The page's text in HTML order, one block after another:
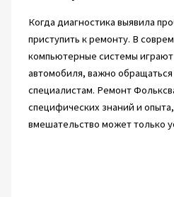
Когда диагностика выявила
приступить к ремонту. В
компьютерные системы
автомобиля, важно
специалистам. Ремонт
специфических знаний и
вмешательство может только